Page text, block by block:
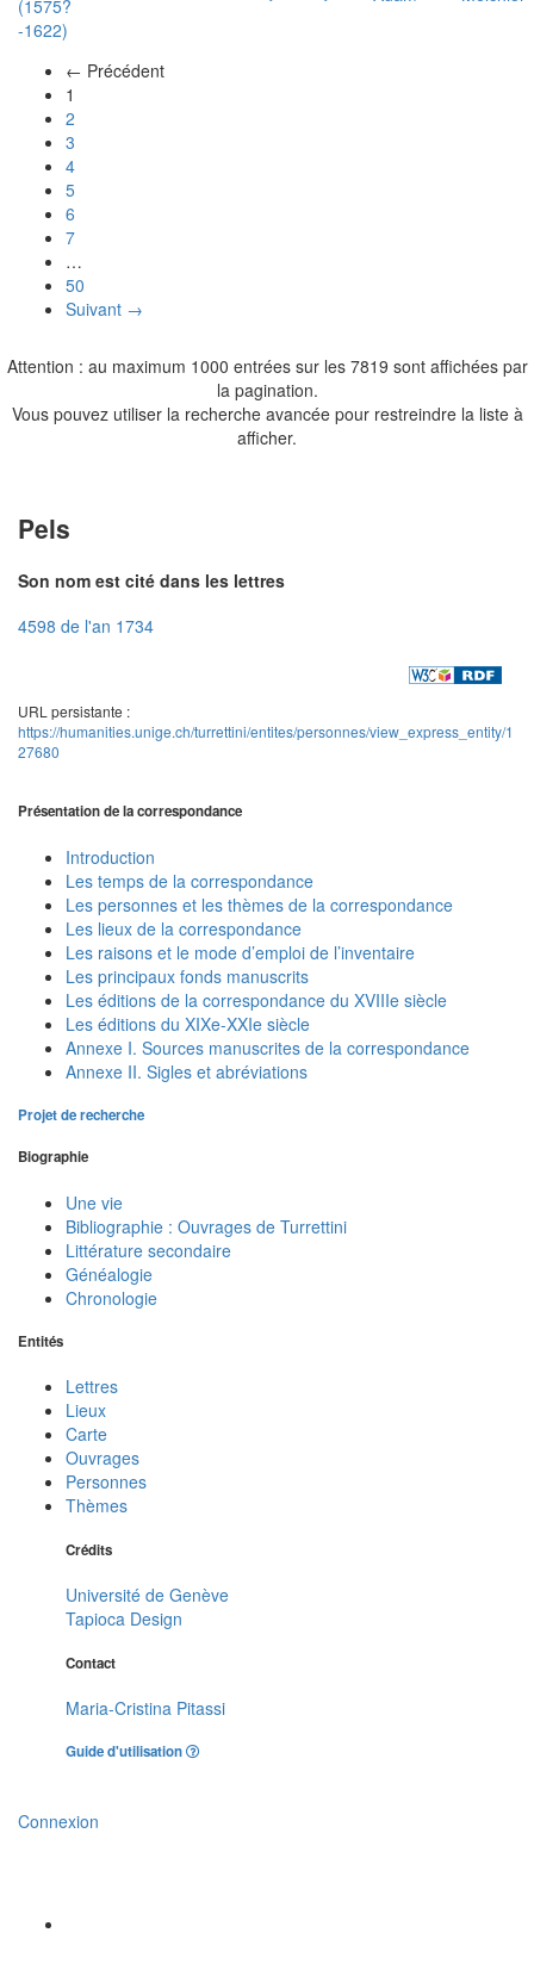
(1575?
-1622)
← Précédent
1
2
3
4
5
6
7
…
50
Suivant →
Attention : au maximum 1000 entrées sur les 7819 sont affichées par
la pagination.
Vous pouvez utiliser la recherche avancée pour restreindre la liste à
afficher.
Pels
Son nom est cité dans les lettres
4598 de l'an 1734
URL persistante :
https://humanities.unige.ch/turrettini/entites/personnes/view_express_entity/1
27680
Présentation de la correspondance
Introduction
Les temps de la correspondance
Les personnes et les thèmes de la correspondance
Les lieux de la correspondance
Les raisons et le mode d’emploi de l’inventaire
Les principaux fonds manuscrits
Les éditions de la correspondance du XVIIIe siècle
Les éditions du XIXe-XXIe siècle
Annexe I. Sources manuscrites de la correspondance
Annexe II. Sigles et abréviations
Projet de recherche
Biographie
Une vie
Bibliographie : Ouvrages de Turrettini
Littérature secondaire
Généalogie
Chronologie
Entités
Lettres
Lieux
Carte
Ouvrages
Personnes
Thèmes
Crédits
Université de Genève
Tapioca Design
Contact
Maria-Cristina Pitassi
Guide d'utilisation
Connexion